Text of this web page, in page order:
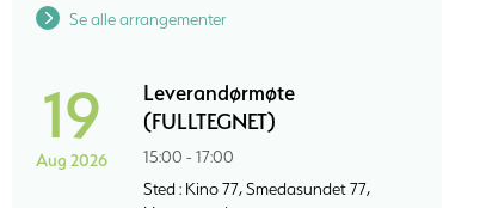
Se alle arrangementer
19
Aug 2026
Leverandørmøte
(FULLTEGNET)
15:00 - 17:00
Sted : Kino 77, Smedasundet 77,